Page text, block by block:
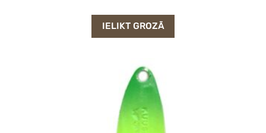
IELIKT GROZĀ